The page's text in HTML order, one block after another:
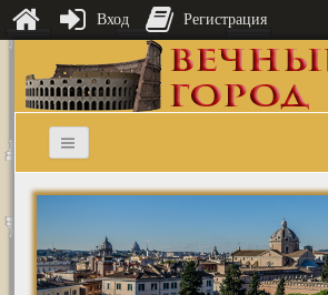
Вход Регистрация